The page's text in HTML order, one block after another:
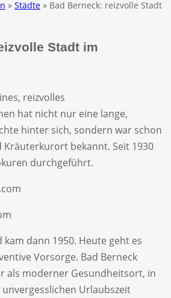
» Städte » Bad Berneck: reizvolle Stadt
Stadt im
reizvolles
hat nicht nur eine lange,
hinter sich, sondern war schon
Kräuterkurort bekannt. Seit 1930
durchgeführt.
kam dann 1950. Heute geht es
Vorsorge. Bad Berneck
als moderner Gesundheitsort, in
Urlaubszeit